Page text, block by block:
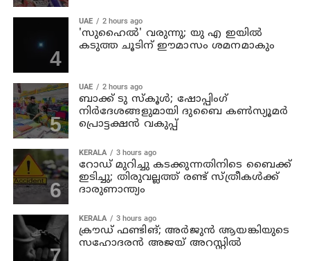
UAE 2 hours ago
'സുഹൈല്‍' വരുന്നു; യു എ ഇയില്‍
കടുത്ത ചൂടിന് ഈമാസം ശമനമാകും
UAE 2 hours ago
ബാക്ക് ടു സ്‌കൂള്‍; ഷോപ്പിംഗ്
നിര്‍ദേശങ്ങളുമായി ദുബൈ കണ്‍സ്യൂമര്‍
പ്രൊട്ടക്ഷന്‍ വകുപ്പ്
KERALA 3 hours ago
റോഡ് മുറിച്ചു കടക്കുന്നതിനിടെ ബൈക്ക്
ഇടിച്ചു; തിരുവല്ലത്ത് രണ്ട് സ്ത്രീകള്‍ക്ക്
ദാരുണാന്ത്യം
KERALA 3 hours ago
ക്രൗഡ് ഫണ്ടിങ്; അര്‍ജുന്‍ ആയങ്കിയുടെ
സഹോദരന്‍ അജയ് അറസ്റ്റില്‍